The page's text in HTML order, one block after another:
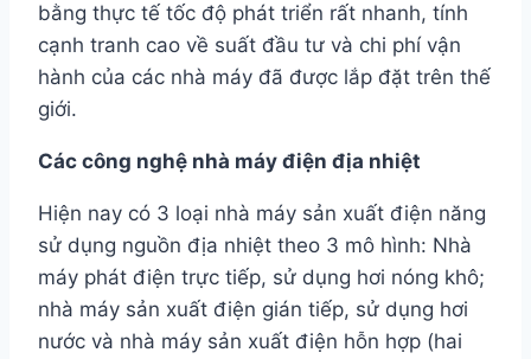
bằng thực tế tốc độ phát triển rất nhanh, tính
cạnh tranh cao về suất đầu tư và chi phí vận
hành của các nhà máy đã được lắp đặt trên thế
giới.
Các công nghệ nhà máy điện địa nhiệt
Hiện nay có 3 loại nhà máy sản xuất điện năng
sử dụng nguồn địa nhiệt theo 3 mô hình: Nhà
máy phát điện trực tiếp, sử dụng hơi nóng khô;
nhà máy sản xuất điện gián tiếp, sử dụng hơi
nước và nhà máy sản xuất điện hỗn hợp (hai